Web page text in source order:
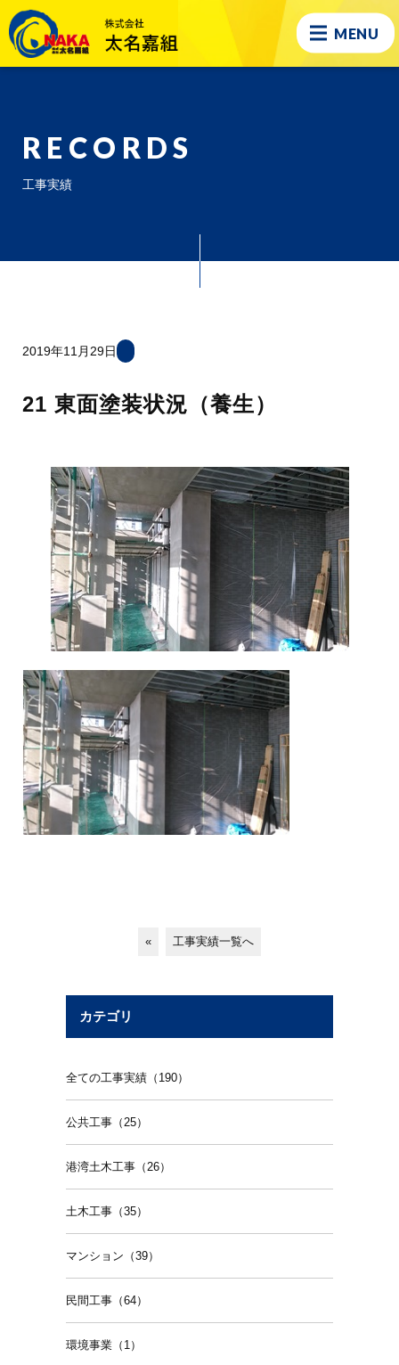
MENU
RECORDS
工事実績
2019年11月29日
21 東面塗装状況（養生）
« 工事実績一覧へ
カテゴリ
全ての工事実績（190）
公共工事（25）
港湾土木工事（26）
土木工事（35）
マンション（39）
民間工事（64）
環境事業（1）